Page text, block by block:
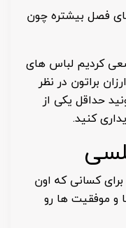
فصل بیشتره چون
کردیم لباس های
براتون در نظر
حداقل یکی از
کنید.
کسانی که اون
و موفقیت ها رو